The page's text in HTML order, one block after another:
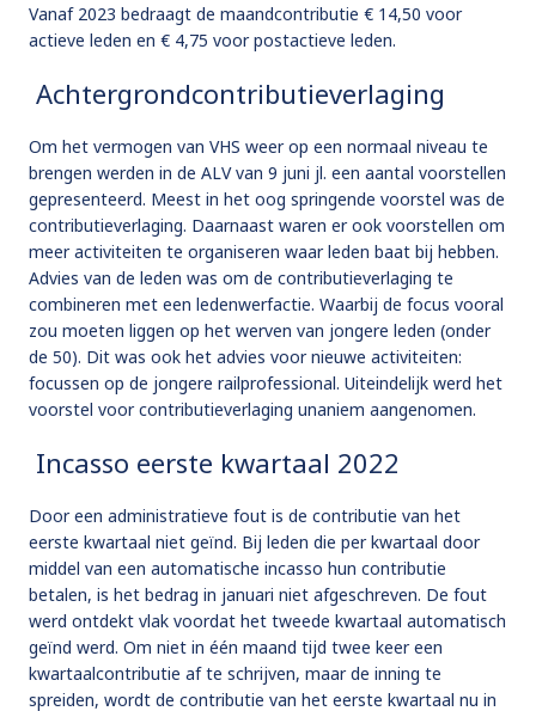
Vanaf 2023 bedraagt de maandcontributie € 14,50 voor
actieve leden en € 4,75 voor postactieve leden.
Achtergrondcontributieverlaging
Om het vermogen van VHS weer op een normaal niveau te
brengen werden in de ALV van 9 juni jl. een aantal voorstellen
gepresenteerd. Meest in het oog springende voorstel was de
contributieverlaging. Daarnaast waren er ook voorstellen om
meer activiteiten te organiseren waar leden baat bij hebben.
Advies van de leden was om de contributieverlaging te
combineren met een ledenwerfactie. Waarbij de focus vooral
zou moeten liggen op het werven van jongere leden (onder
de 50). Dit was ook het advies voor nieuwe activiteiten:
focussen op de jongere railprofessional. Uiteindelijk werd het
voorstel voor contributieverlaging unaniem aangenomen.
Incasso eerste kwartaal 2022
Door een administratieve fout is de contributie van het
eerste kwartaal niet geïnd. Bij leden die per kwartaal door
middel van een automatische incasso hun contributie
betalen, is het bedrag in januari niet afgeschreven. De fout
werd ontdekt vlak voordat het tweede kwartaal automatisch
geïnd werd. Om niet in één maand tijd twee keer een
kwartaalcontributie af te schrijven, maar de inning te
spreiden, wordt de contributie van het eerste kwartaal nu in